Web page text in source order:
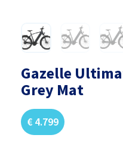
Gazelle
Grey Mat
€ 4.799